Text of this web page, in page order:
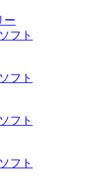
ー
フト
フト
フト
フト